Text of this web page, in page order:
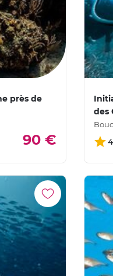
près de
90 €
des